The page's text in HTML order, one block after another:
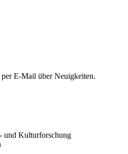
E-Mail über Neuigkeiten.
und Kulturforschung